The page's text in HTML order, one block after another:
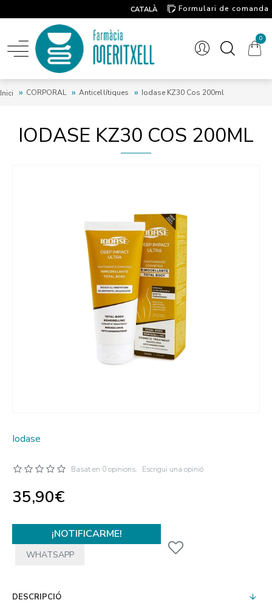
CATALÀ
Formulari de comanda
0
Inici CORPORAL Anticel·lítiques Iodase KZ30 Cos 200ml
IODASE KZ30 COS 200ML
Iodase
Basat en 0 opinions. Escrigui una opinió
35,90€
¡NOTIFICARME!
WHATSAPP
DESCRIPCIÓ